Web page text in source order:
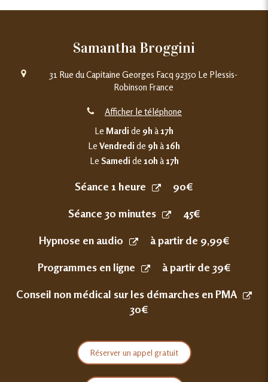
Samantha Broggini
31 Rue du Capitaine Georges Facq 92350 Le Plessis-
Robinson France
Afficher le téléphone
Le Mardi de 9h à17h
Le Vendredi de 9h à16h
Le Samedi de 10h à17h
Séance 1 heure 90€
Séance 30 minutes 45€
Hypnose en audio à partir de 9,99€
Programmes en ligne à partir de 39€
Conseil non médical sur les démarches en PMA
30€
Réserver un appel gratuit